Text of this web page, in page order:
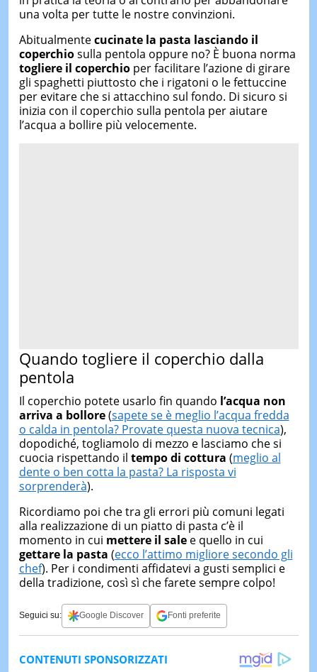
una volta per tutte le nostre convinzioni.
Abitualmentecucinate la pasta lasciando il
coperchiosulla pentola oppure no? È buona norma
togliere il coperchioper facilitare l’azione di girare
gli spaghetti piuttosto che i rigatoni o le fettuccine
per evitare che si attacchino sul fondo. Di sicuro si
inizia con il coperchio sulla pentola per aiutare
l’acqua a bollire più velocemente.
Quando togliere il coperchio dalla
pentola
Il coperchio potete usarlo fin quando l’acqua non
arriva a bollore(sapete se è meglio l’acqua fredda
o calda in pentola? Provate questa nuova tecnica),
dopodiché, togliamolo di mezzo e lasciamo che si
cuocia rispettando il tempo di cottura (meglio al
dente o ben cotta la pasta? La risposta vi
sorprenderà).
Ricordiamo poi che tra gli errori più comuni legati
alla realizzazione di un piatto di pasta c’è il
momento in cui mettere il salee quello in cui
gettare la pasta (ecco l’attimo migliore secondo gli
chef). Per i condimenti affidatevi a gusti semplici e
della tradizione, così sì che farete sempre colpo!
Seguici su: Google Discover Fonti preferite